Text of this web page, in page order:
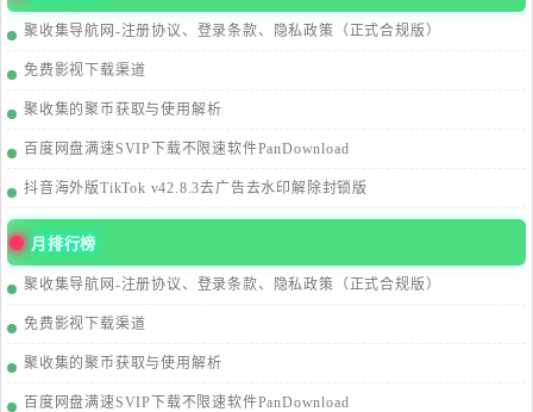
聚收集导航网-注册协议、登录条款、隐私政策（正式合规版）
免费影视下载渠道
聚收集的聚币获取与使用解析
百度网盘满速SVIP下载不限速软件PanDownload
抖音海外版TikTok v42.8.3去广告去水印解除封锁版
月排行榜
聚收集导航网-注册协议、登录条款、隐私政策（正式合规版）
免费影视下载渠道
聚收集的聚币获取与使用解析
百度网盘满速SVIP下载不限速软件PanDownload